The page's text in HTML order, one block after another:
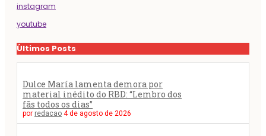
instagram
youtube
Últimos Posts
Dulce María lamenta demora por
material inédito do RBD: “Lembro dos
fãs todos os dias”
por redacao 4 de agosto de 2026